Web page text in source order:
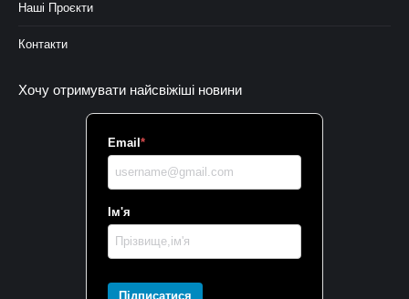
Наші Проєкти
Контакти
Хочу отримувати найсвіжіші новини
Email *
Ім'я
Підписатися